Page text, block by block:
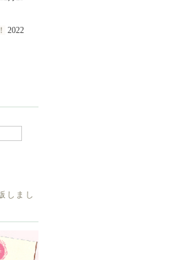
2022
しまし